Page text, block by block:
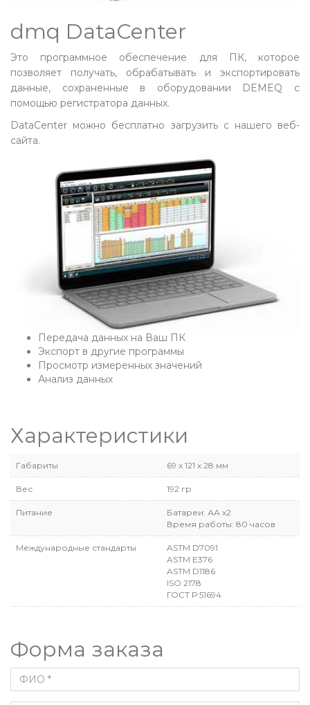
dmq DataCenter
Это программное обеспечение для ПК, которое
позволяет получать, обрабатывать и экспортировать
данные, сохраненные в оборудовании DEMEQ с
помощью регистратора данных.
DataCenter можно бесплатно загрузить с нашего веб-
сайта.
Передача данных на Ваш ПК
Экспорт в другие программы
Просмотр измеренных значений
Анализ данных
Характеристики
Габариты 69 x 121 x 28 мм
Вес 192 гр
Питание
Батареи: АА х2
Время работы: 80 часов
Международные стандарты
ASTM D7091
ASTM E376
ASTM D1186
ISO 2178
ГОСТ Р 51694
Форма заказа